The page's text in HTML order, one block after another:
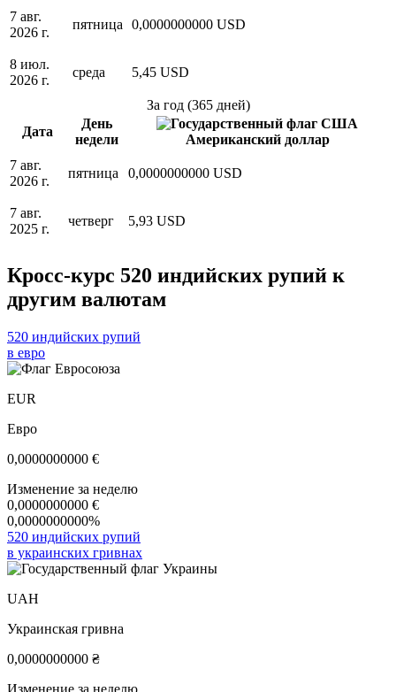
7 авг.
2026 г.
пятница 0,0000000000 USD
8 июл.
2026 г.
среда 5,45 USD
За год (365 дней)
Дата
День
недели
Американский доллар
7 авг.
2026 г.
пятница 0,0000000000 USD
7 авг.
2025 г.
четверг 5,93 USD
Кросс-курс 520 индийских рупий к
другим валютам
520 индийских рупий
в евро
EUR
Евро
0,0000000000 €
Изменение за неделю
0,0000000000 €
0,0000000000%
520 индийских рупий
в украинских гривнах
UAH
Украинская гривна
0,0000000000 ₴